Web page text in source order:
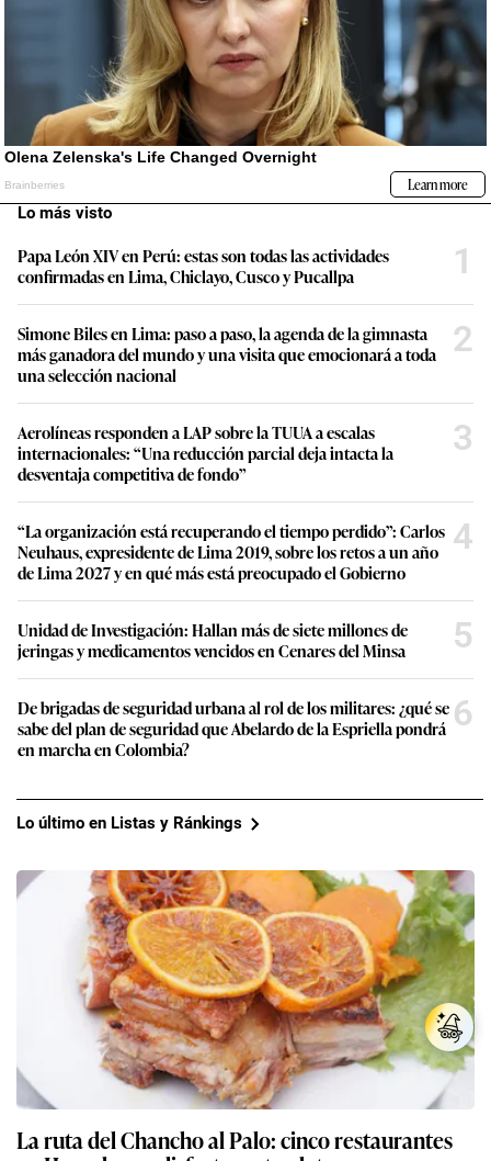
Lo más visto
Papa León XIV en Perú: estas son todas las actividades
confirmadas en Lima, Chiclayo, Cusco y Pucallpa
1
Simone Biles en Lima: paso a paso, la agenda de la gimnasta
más ganadora del mundo y una visita que emocionará a toda
una selección nacional
2
Aerolíneas responden a LAP sobre la TUUA a escalas
internacionales: “Una reducción parcial deja intacta la
desventaja competitiva de fondo”
3
“La organización está recuperando el tiempo perdido”: Carlos
Neuhaus, expresidente de Lima 2019, sobre los retos a un año
de Lima 2027 y en qué más está preocupado el Gobierno
4
Unidad de Investigación: Hallan más de siete millones de
jeringas y medicamentos vencidos en Cenares del Minsa
5
De brigadas de seguridad urbana al rol de los militares: ¿qué se
sabe del plan de seguridad que Abelardo de la Espriella pondrá
en marcha en Colombia?
6
Lo último en Listas y Ránkings
La ruta del Chancho al Palo: cinco restaurantes